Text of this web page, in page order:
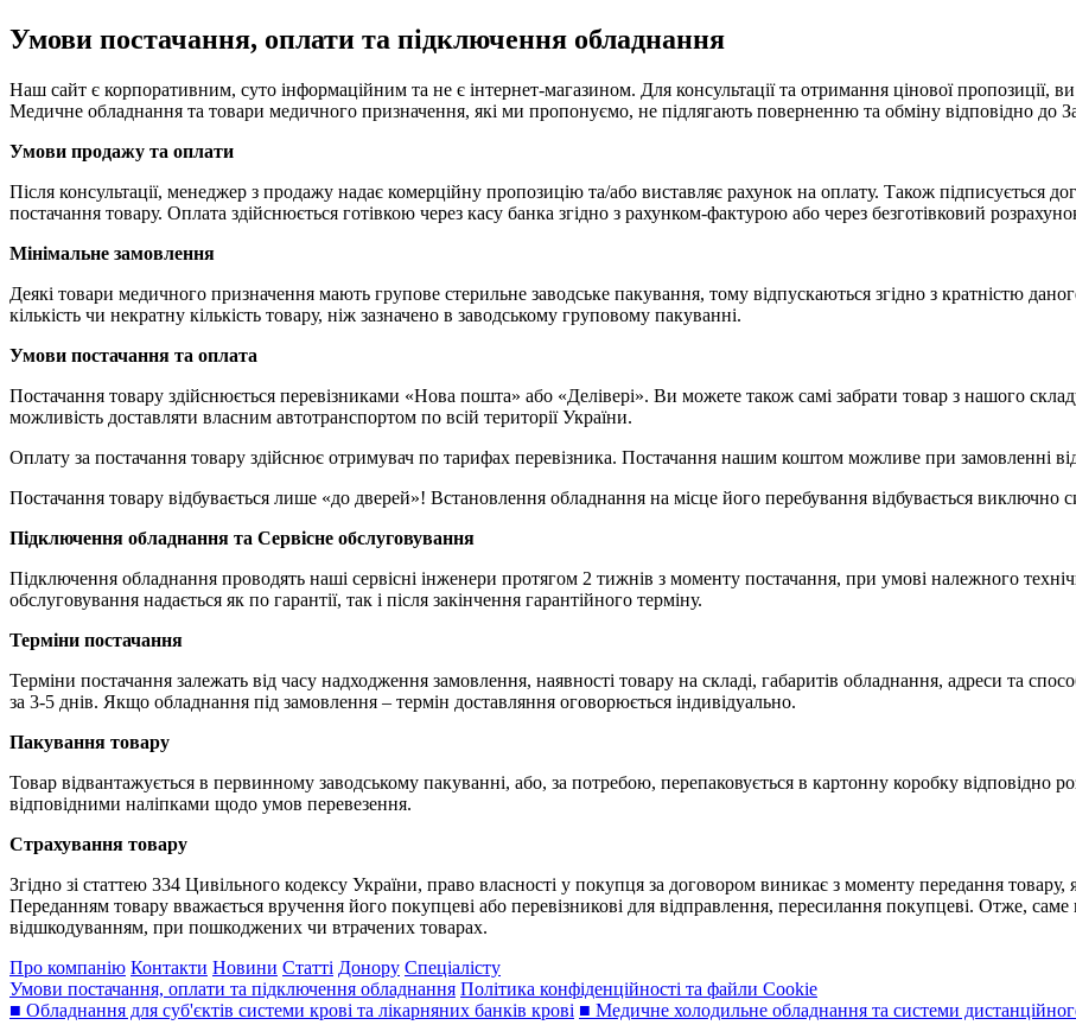
Умови постачання, оплати та підключення обладнання
Наш сайт є корпоративним, суто інформаційним та не є інтернет-магазином. Для консультації та отримання цінової пропозиції,
Медичне обладнання та товари медичного призначення, які ми пропонуємо, не підлягають поверненню та обміну відповідно до
Умови продажу та оплати
Після консультації, менеджер з продажу надає комерційну пропозицію та/або виставляє рахунок на оплату. Також підписується
постачання товару. Оплата здійснюється готівкою через касу банка згідно з рахунком-фактурою або через безготівковий
Мінімальне замовлення
Деякі товари медичного призначення мають групове стерильне заводське пакування, тому відпускаються згідно з кратністю
кількість чи некратну кількість товару, ніж зазначено в заводському груповому пакуванні.
Умови постачання та оплата
Постачання товару здійснюється перевізниками «Нова пошта» або «Делівері». Ви можете також самі забрати товар з нашого
можливість доставляти власним автотранспортом по всій території України.
Оплату за постачання товару здійснює отримувач по тарифах перевізника. Постачання нашим коштом можливе при замовленні
Постачання товару відбувається лише «до дверей»! Встановлення обладнання на місце його перебування відбувається виключно
Підключення обладнання та Сервісне обслуговування
Підключення обладнання проводять наші сервісні інженери протягом 2 тижнів з моменту постачання, при умові належного
обслуговування надається як по гарантії, так і після закінчення гарантійного терміну.
Терміни постачання
Терміни постачання залежать від часу надходження замовлення, наявності товару на складі, габаритів обладнання, адреси та
за 3-5 днів. Якщо обладнання під замовлення – термін доставляння оговорюється індивідуально.
Пакування товару
Товар відвантажується в первинному заводському пакуванні, або, за потребою, перепаковується в картонну коробку відповідно
відповідними наліпками щодо умов перевезення.
Страхування товару
Згідно зі статтею 334 Цивільного кодексу України, право власності у покупця за договором виникає з моменту передання
Переданням товару вважається вручення його покупцеві або перевізникові для відправлення, пересилання покупцеві. Отже,
відшкодуванням, при пошкоджених чи втрачених товарах.
Про компанію Контакти Новини Статті Донору Спеціалісту
Умови постачання, оплати та підключення обладнання Політика конфіденційності та файли Cookie
■ Обладнання для суб'єктів системи крові та лікарняних банків крові ■ Медичне холодильне обладнання та системи